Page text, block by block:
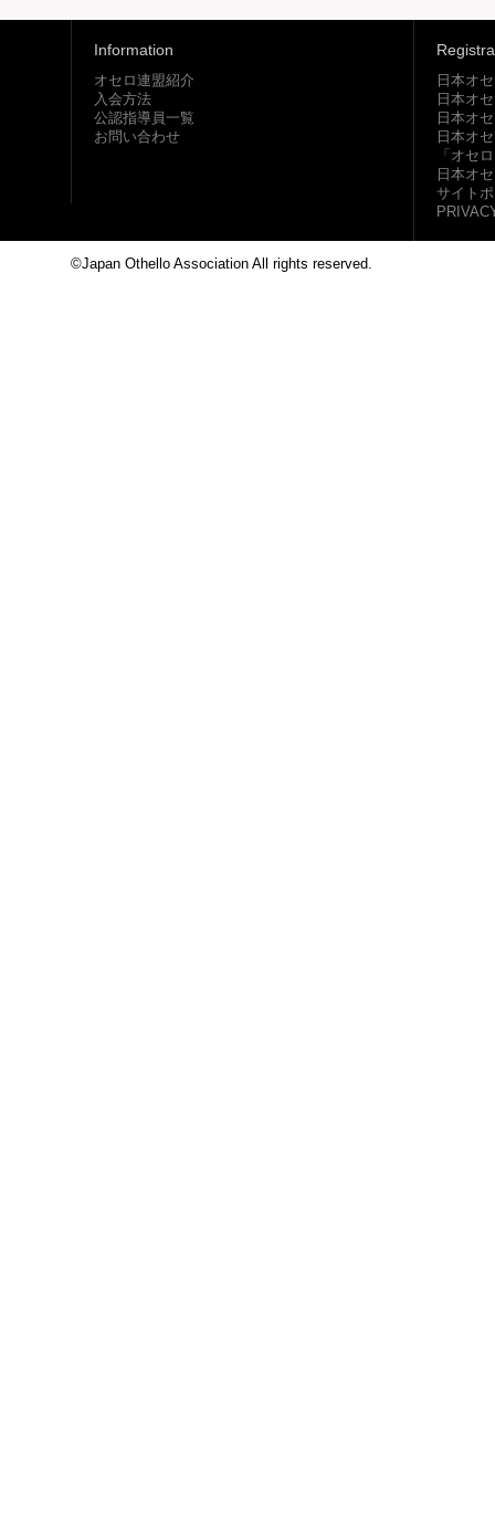
Information
オセロ連盟紹介
入会方法
公認指導員一覧
お問い合わせ
日本オ
日本オ
日本オ
日本オ
「オセ
日本オ
サイト
©Japan Othello Association All rights reserved.